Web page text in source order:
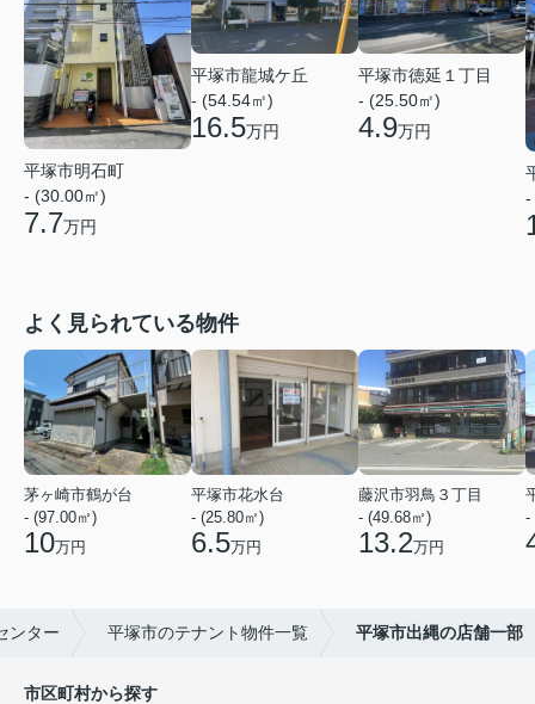
平塚市明石町
- (30.00㎡)
7.7万円
平塚市龍城ケ丘
- (54.54㎡)
16.5万円
平塚市徳延１丁目
- (25.50㎡)
4.9万円
-
よく見られている物件
茅ヶ崎市鶴が台
- (97.00㎡)
10万円
平塚市花水台
- (25.80㎡)
6.5万円
藤沢市羽鳥３丁目
- (49.68㎡)
13.2万円
-
ンター 平塚市のテナント物件一覧 平塚市出縄の店舗一部
市区町村から探す